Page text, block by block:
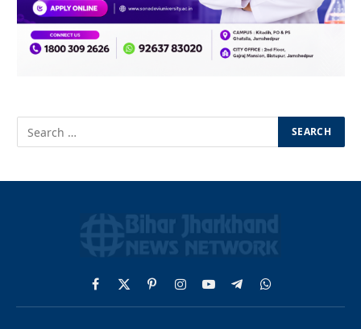
Facebook
X
(Twitter)
PinterestInstagram
YouTubeTelegramWhatsApp